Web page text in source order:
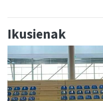
Ikusienak